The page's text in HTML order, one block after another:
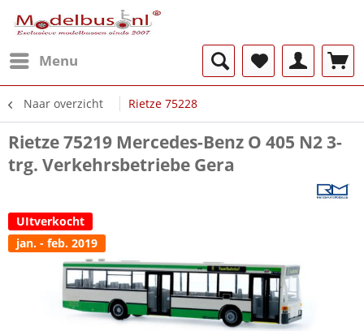
Menu
Naar overzicht Rietze 75228
Rietze 75219 Mercedes-Benz O 405 N2 3-
trg. Verkehrsbetriebe Gera
UItverkocht
jan. - feb. 2019